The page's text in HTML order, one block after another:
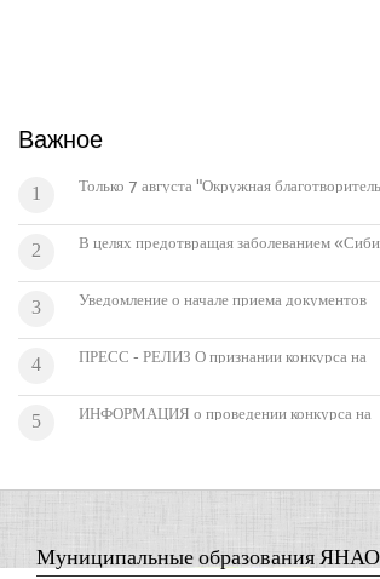
Важное
1
Только 7 августа "Окружная
2
В целях предотвращая заболеванием
3
Уведомление о начале приема документов
коренных малочисленных народов Севера
Ненецкого автономного округа
4
ПРЕСС - РЕЛИЗ О признании конкурса на
5
ИНФОРМАЦИЯ о проведении конкурса на
Муниципальные образования ЯНАО